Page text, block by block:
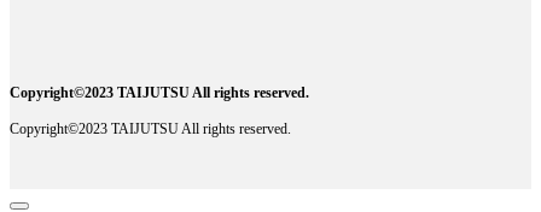
Copyright©2023 TAIJUTSU All rights reserved.
Copyright©2023 TAIJUTSU All rights reserved.